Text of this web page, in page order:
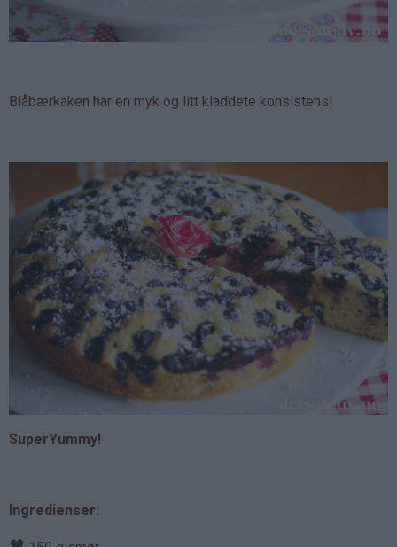
Blåbærkaken har en myk og litt kladdete konsistens!
SuperYummy!
Ingredienser: